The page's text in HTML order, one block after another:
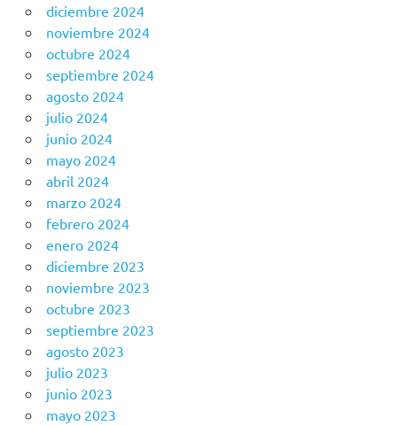
diciembre 2024
noviembre 2024
octubre 2024
septiembre 2024
agosto 2024
julio 2024
junio 2024
mayo 2024
abril 2024
marzo 2024
febrero 2024
enero 2024
diciembre 2023
noviembre 2023
octubre 2023
septiembre 2023
agosto 2023
julio 2023
junio 2023
mayo 2023